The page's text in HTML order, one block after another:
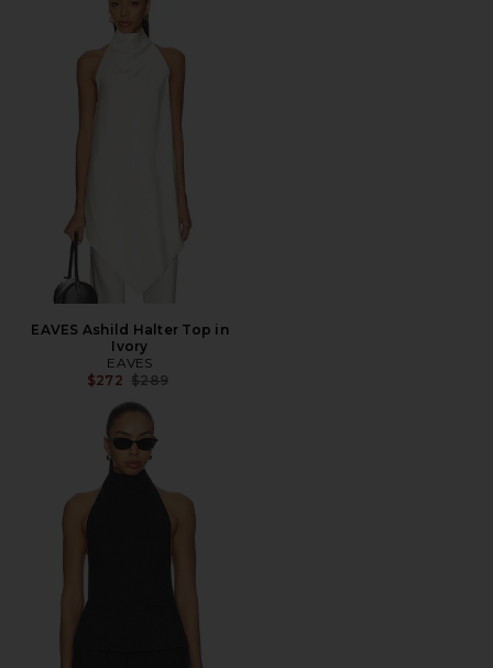
EAVES Ashild Halter Top in
Ivory
EAVES
$272 전 가격:
$289